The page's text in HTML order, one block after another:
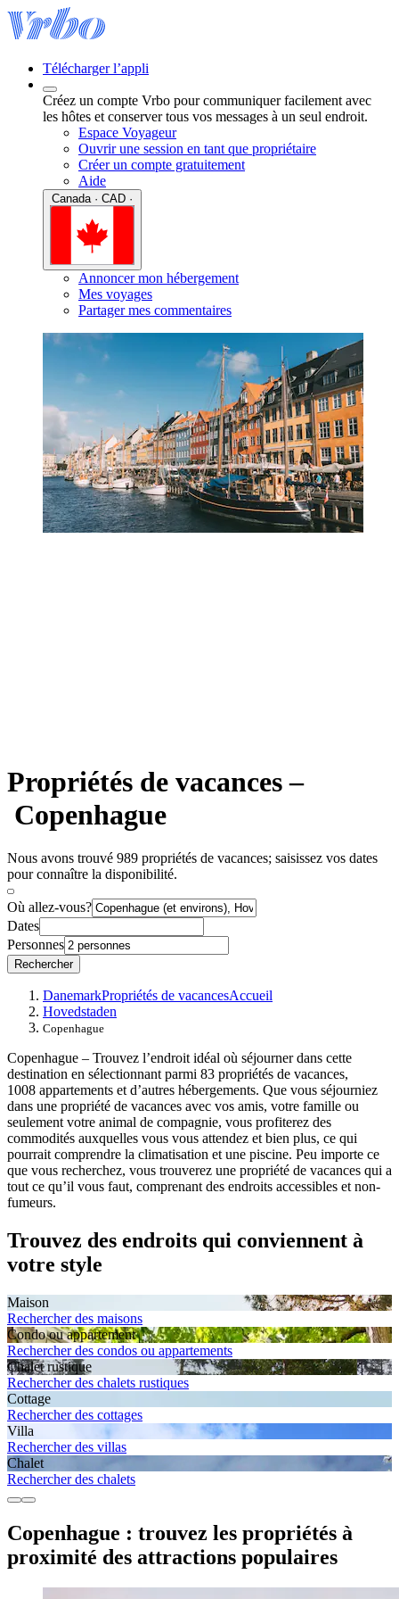
Télécharger l’appli
Créez un compte Vrbo pour communiquer facilement avec
les hôtes et conserver tous vos messages à un seul endroit.
Espace Voyageur
Ouvrir une session en tant que propriétaire
Créer un compte gratuitement
Aide
Annoncer mon hébergement
Mes voyages
Partager mes commentaires
Propriétés de vacances –
Copenhague
Nous avons trouvé 989 propriétés de vacances; saisissez vos dates
pour connaître la disponibilité.
Où allez-vous?
Dates
Personnes
Rechercher
DanemarkPropriétés de vacancesAccueil
Hovedstaden
Copenhague
Copenhague – Trouvez l’endroit idéal où séjourner dans cette
destination en sélectionnant parmi 83 propriétés de vacances,
1008 appartements et d’autres hébergements. Que vous séjourniez
dans une propriété de vacances avec vos amis, votre famille ou
seulement votre animal de compagnie, vous profiterez des
commodités auxquelles vous vous attendez et bien plus, ce qui
pourrait comprendre la climatisation et une piscine. Peu importe ce
que vous recherchez, vous trouverez une propriété de vacances qui a
tout ce qu’il vous faut, comprenant des endroits accessibles et non-
fumeurs.
Trouvez des endroits qui conviennent à
votre style
Maison
Rechercher des maisons
Condo ou appartement
Rechercher des condos ou appartements
Chalet rustique
Rechercher des chalets rustiques
Cottage
Rechercher des cottages
Villa
Rechercher des villas
Chalet
Rechercher des chalets
Copenhague : trouvez les propriétés à
proximité des attractions populaires